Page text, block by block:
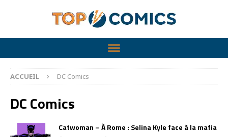
ACCUEIL DC Comics
DC Comics
Catwoman – À Rome : Selina Kyle face à la mafia